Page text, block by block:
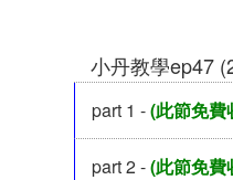
小丹教學ep47
part 1 -(此節免費
part 2 -(此節免費